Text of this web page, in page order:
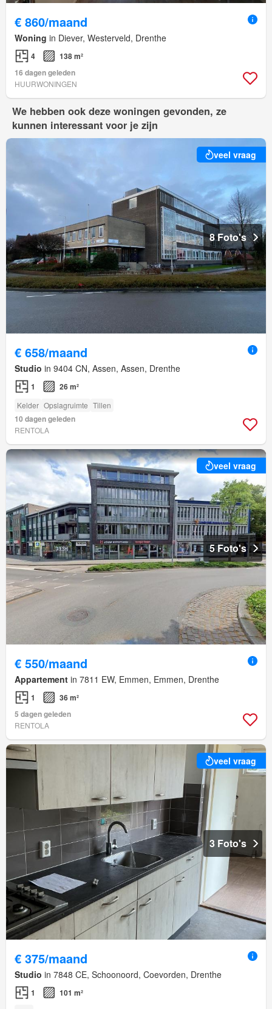
€ 860/maand
Woning in Diever, Westerveld, Drenthe
4
138 m²
16 dagen geleden
HUURWONINGEN
We hebben ook deze woningen gevonden, ze
kunnen interessant voor je zijn
veel vraag
8 Foto's
€ 658/maand
Studio in 9404 CN, Assen, Assen, Drenthe
1 26 m²
Kelder Opslagruimte Tillen
10 dagen geleden
RENTOLA
veel vraag
5 Foto's
€ 550/maand
Appartement in 7811 EW, Emmen, Emmen, Drenthe
1
36 m²
5 dagen geleden
RENTOLA
veel vraag
3 Foto's
€ 375/maand
Studio in 7848 CE, Schoonoord, Coevorden, Drenthe
1 101 m²